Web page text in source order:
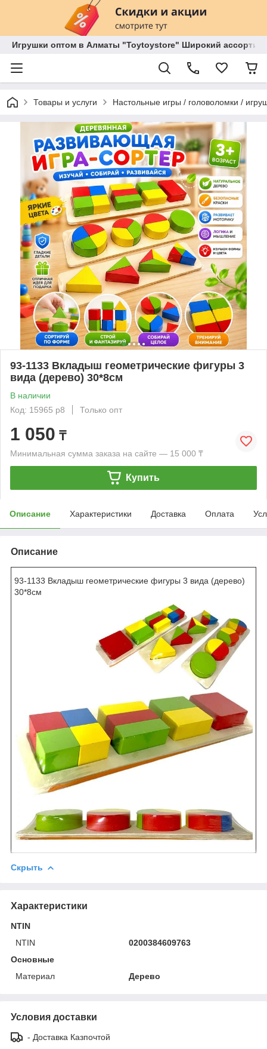
Игрушки оптом в Алматы "Toytoystore" Широкий
Товары и услуги Настольные игры / головоломки /
93-1133 Вкладыш геометрические фигуры 3
вида (дерево) 30*8см
В наличии
Код: 15965 р8
Только опт
1 050 ₸
Минимальная сумма заказа на сайте — 15 000 ₸
Купить
Описание Характеристики Доставка Оплата
Описание
93-1133 Вкладыш геометрические фигуры 3 вида (дерево)
30*8см
Скрыть
Характеристики
NTIN
NTIN
0200384609763
Основные
Материал
Дерево
Условия доставки
- Доставка Казпочтой